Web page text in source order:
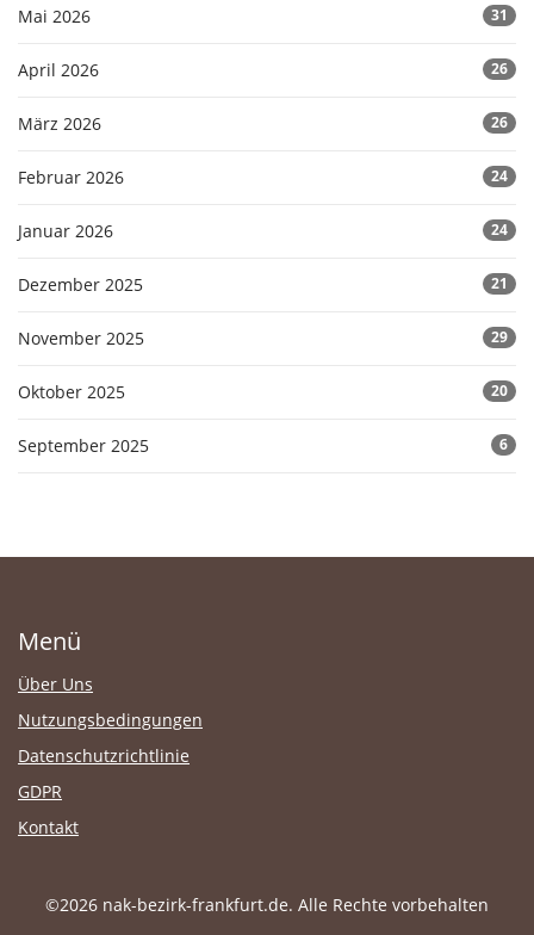
Mai 2026 31
April 2026 26
März 2026 26
Februar 2026 24
Januar 2026 24
Dezember 2025 21
November 2025 29
Oktober 2025 20
September 2025 6
Menü
Über Uns
Nutzungsbedingungen
Datenschutzrichtlinie
GDPR
Kontakt
©2026 nak-bezirk-frankfurt.de. Alle Rechte vorbehalten